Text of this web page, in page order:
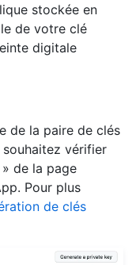
stockée en
de votre clé
digitale
de la paire de clés
vérifier
de la page
Pour plus
de clés